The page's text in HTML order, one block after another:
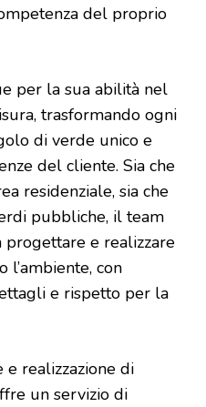
del proprio
per la sua abilità nel
trasformando ogni
di verde unico e
del cliente. Sia che
residenziale, sia che
pubbliche, il team
progettare e realizzare
l’ambiente, con
e rispetto per la
realizzazione di
un servizio di